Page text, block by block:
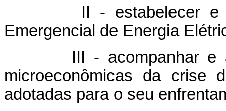
II - estabelecer e
Emergencial de Energia
III - acompanhar e
microeconômicas da crise
adotadas para o seu